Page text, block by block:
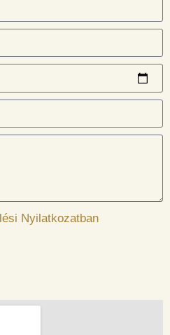
Nyilatkozatban